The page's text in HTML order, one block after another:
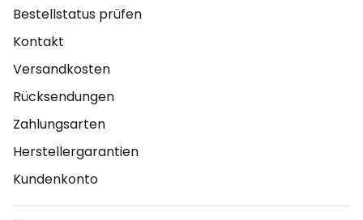
Bestellstatus prüfen
Kontakt
Versandkosten
Rücksendungen
Zahlungsarten
Herstellergarantien
Kundenkonto